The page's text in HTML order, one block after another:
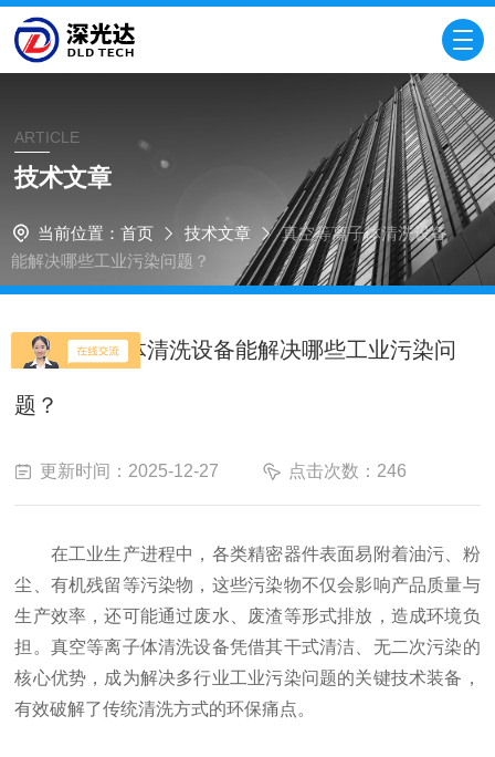
ARTICLE
技术文章
当前位置： 首页 技术文章
真空等离子体清洗设备
能解决哪些工业污染问题？
真空等离子体清洗设备能解决哪些工业污染问
题？
更新时间：2025-12-27 点击次数：246
在工业生产进程中，各类精密器件表面易附着油污、粉
尘、有机残留等污染物，这些污染物不仅会影响产品质量与
生产效率，还可能通过废水、废渣等形式排放，造成环境负
担。真空等离子体清洗设备凭借其干式清洁、无二次污染的
核心优势，成为解决多行业工业污染问题的关键技术装备，
有效破解了传统清洗方式的环保痛点。